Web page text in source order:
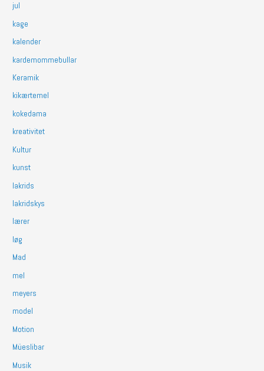
jul
kage
kalender
kardemommebullar
Keramik
kikærtemel
kokedama
kreativitet
Kultur
kunst
lakrids
lakridskys
lærer
løg
Mad
mel
meyers
model
Motion
Müeslibar
Musik